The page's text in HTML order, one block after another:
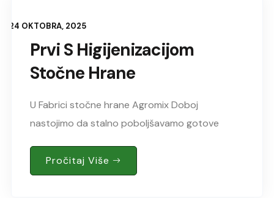
Prvi S Higijenizacijom
Stočne Hrane
24 OKTOBRA, 2025
U Fabrici stočne hrane Agromix Doboj
nastojimo da stalno poboljšavamo gotove
procese koji su sastavni dio proizvodnje stočne
hrane. Dodatno usmjeravamo svoje aktivnosti..
Pročitaj Više